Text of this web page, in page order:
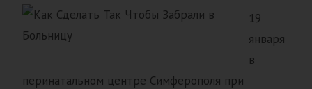
19
января
в
перинатальном центре Симферополя при